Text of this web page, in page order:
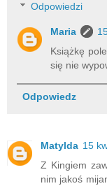
Odpowiedzi
Maria
Książkę
się nie
Odpowiedz
Matylda 15
Z Kingiem
nim jakoś